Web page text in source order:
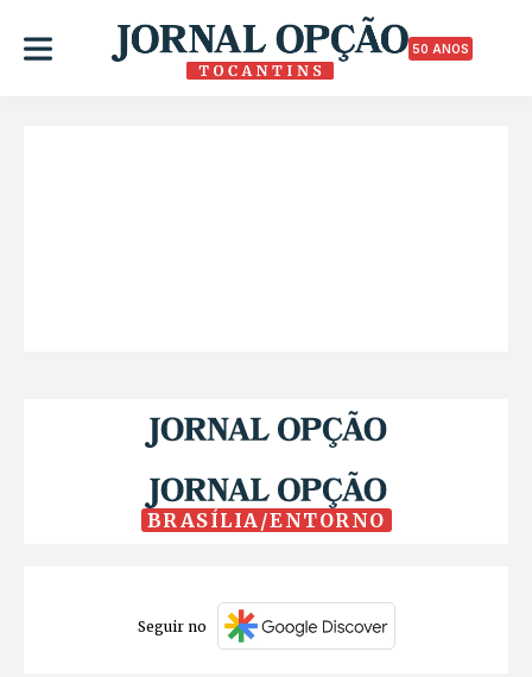
50 ANOS
BRASÍLIA/ENTORNO
Seguir no